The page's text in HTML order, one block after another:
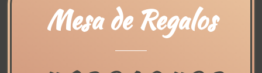
Mesa de Regalos